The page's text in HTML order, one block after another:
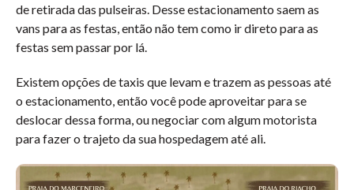
de retirada das pulseiras. Desse estacionamento saem as
vans para as festas, então não tem como ir direto para as
festas sem passar por lá.
Existem opções de taxis que levam e trazem as pessoas até
o estacionamento, então você pode aproveitar para se
deslocar dessa forma, ou negociar com algum motorista
para fazer o trajeto da sua hospedagem até ali.